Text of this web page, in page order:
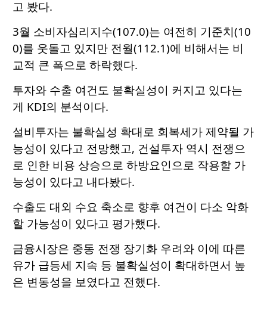
고 봤다.
3월 소비자심리지수(107.0)는 여전히 기준치(10
0)를 웃돌고 있지만 전월(112.1)에 비해서는 비
교적 큰 폭으로 하락했다.
투자와 수출 여건도 불확실성이 커지고 있다는
게 KDI의 분석이다.
설비투자는 불확실성 확대로 회복세가 제약될 가
능성이 있다고 전망했고, 건설투자 역시 전쟁으
로 인한 비용 상승으로 하방요인으로 작용할 가
능성이 있다고 내다봤다.
수출도 대외 수요 축소로 향후 여건이 다소 악화
할 가능성이 있다고 평가했다.
금융시장은 중동 전쟁 장기화 우려와 이에 따른
유가 급등세 지속 등 불확실성이 확대하면서 높
은 변동성을 보였다고 전했다.